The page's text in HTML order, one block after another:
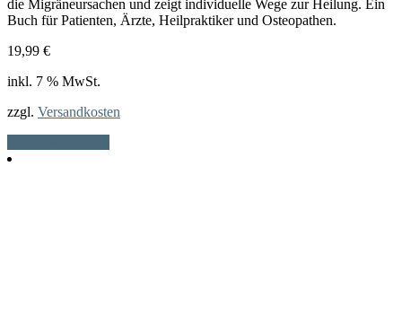
die Migräneursachen und zeigt individuelle Wege zur Heilung. Ein
Buch für Patienten, Ärzte, Heilpraktiker und Osteopathen.
19,99 €
inkl. 7 % MwSt.
zzgl. Versandkosten